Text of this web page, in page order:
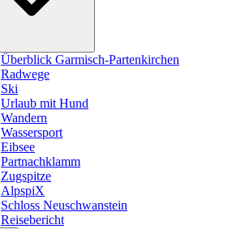
Überblick Garmisch-Partenkirchen
Radwege
Ski
Urlaub mit Hund
Wandern
Wassersport
Eibsee
Partnachklamm
Zugspitze
AlpspiX
Schloss Neuschwanstein
Reisebericht